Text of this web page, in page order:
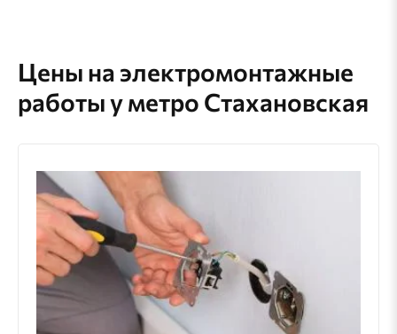
Цены на электромонтажные
работыу метро Стахановская